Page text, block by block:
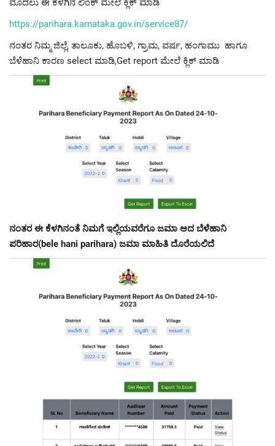
ಮೊದಲು ಈ ಕೆಳಗಿನ ಲಿಂಕ್ ಮೇಲೆ ಕ್ಲಿಕ್ ಮಾಡಿ
https://parihara.karnataka.gov.in/service87/
ನಂತರ ನಿಮ್ಮ ಜಿಲ್ಲೆ, ತಾಲೂಕು, ಹೊಬಳಿ, ಗ್ರಾಮ, ವರ್ಷ, ಹಂಗಾಮು ಹಾಗೂ
ಬೆಳೆಹಾನಿ ಕಾರಣ select ಮಾಡಿ,Get report ಮೇಲೆ ಕ್ಲಿಕ್ ಮಾಡಿ
ನಂತರ ಈ ಕೆಳಗಿನಂತೆ ನಿಮಗೆ ಇಲ್ಲಿಯವರೆಗೂ ಜಮಾ ಆದ ಬೆಳೆಹಾನಿ
ಪರಿಹಾರ(bele hani parihara) ಜಮಾ ಮಾಹಿತಿ ದೊರೆಯಲಿದೆ